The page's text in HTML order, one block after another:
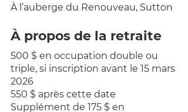
À l’auberge du Renouveau, Sutton
À propos de la retraite
500 $ en occupation double ou
triple, si inscription avant le 15 mars
2026
550 $ après cette date
Supplément de 175 $ en